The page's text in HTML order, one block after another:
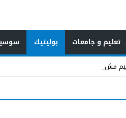
تعليم و جامعات بوليتيك